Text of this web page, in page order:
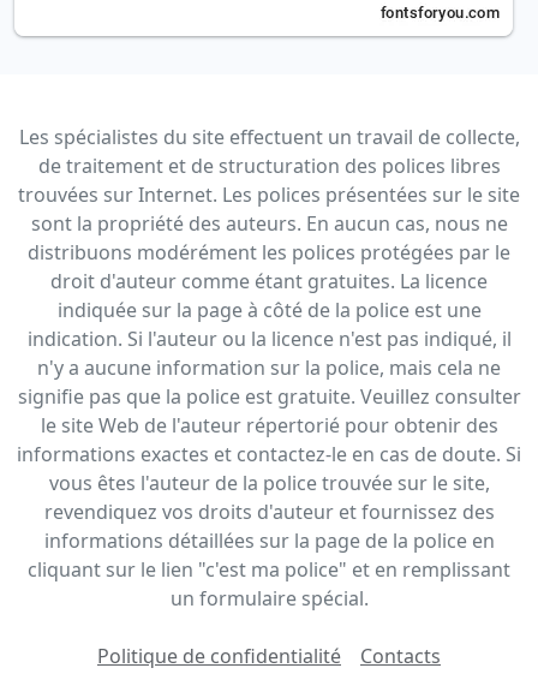
Les spécialistes du site effectuent un travail de collecte,
de traitement et de structuration des polices libres
trouvées sur Internet. Les polices présentées sur le site
sont la propriété des auteurs. En aucun cas, nous ne
distribuons modérément les polices protégées par le
droit d'auteur comme étant gratuites. La licence
indiquée sur la page à côté de la police est une
indication. Si l'auteur ou la licence n'est pas indiqué, il
n'y a aucune information sur la police, mais cela ne
signifie pas que la police est gratuite. Veuillez consulter
le site Web de l'auteur répertorié pour obtenir des
informations exactes et contactez-le en cas de doute. Si
vous êtes l'auteur de la police trouvée sur le site,
revendiquez vos droits d'auteur et fournissez des
informations détaillées sur la page de la police en
cliquant sur le lien "c'est ma police" et en remplissant
un formulaire spécial.
Politique de confidentialité Contacts